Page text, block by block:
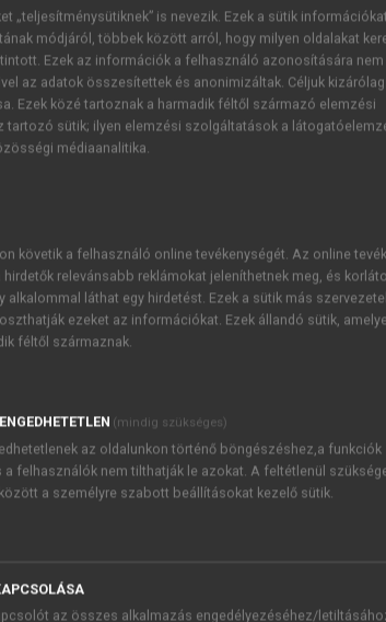
ÚJ FIÓK
1 óra
JELSZÓ
Kérek értesítést a MeRSZ
Kérek értesítést az
„teljesítménysütiknek” is nevezik. Ezek a sütik
módjáról, többek között arról, hogy milyen oldalakat
Ezek az információk a felhasználó azonosítására nem
az adatok összesítettek és anonimizáltak. Céljuk
Ezek közé tartoznak a harmadik féltől származó elemzési
tartozó sütik; ilyen elemzési szolgáltatások a
médiaanalitika.
követik a felhasználó online tevékenységét. Az online
hirdetők relevánsabb reklámokat jeleníthetnek meg, és
alkalommal láthat egy hirdetést. Ezek a sütik más
ezeket az információkat. Ezek állandó sütik,
féltől származnak.
(mindig szükséges)
az oldalunkon történő böngészéshez,a funkciók
a felhasználók nem tilthatják le azokat. A feltétlenül
a személyre szabott beállításokat kezelő sütik.
az összes alkalmazás engedélyezéséhez/